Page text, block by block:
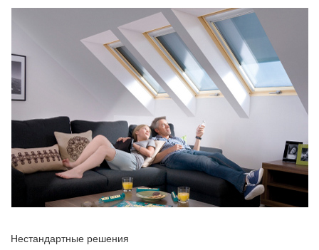
Нестандартные решения